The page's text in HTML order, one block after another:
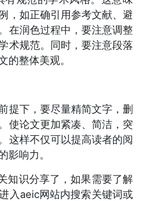
，如正确引用参考文献、避
在润色过程中，要注意调整
术规范。同时，要注意段落
的整体美观。
提下，要尽量精简文字，删
使论文更加紧凑、简洁，突
这样不仅可以提高读者的阅
影响力。
知识分享了，如果需要了解
入aeic网站内搜索关键词或